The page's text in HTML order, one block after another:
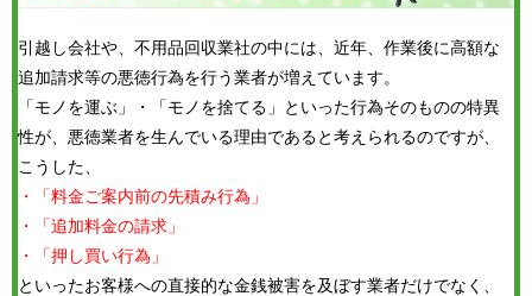
引越し会社や、不用品回収業社の中には、近年、作業後に高額な
追加請求等の悪徳行為を行う業者が増えています。
「モノを運ぶ」・「モノを捨てる」といった行為そのものの特異
性が、悪徳業者を生んでいる理由であると考えられるのですが、
こうした、
・「料金ご案内前の先積み行為」
・「追加料金の請求」
・「押し買い行為」
といったお客様への直接的な金銭被害を及ぼす業者だけでなく、